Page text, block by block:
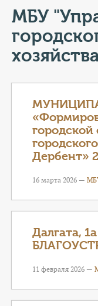
ТУРИСТАМ
КОНТАКТЫ
ГЕРОИ Z
КАТАЛОГ УСЛУГ
СЛУЖБА ПО
МБУ
Дербент»
16 марта 2026 —
Далгата,
11 февраля 2026 —